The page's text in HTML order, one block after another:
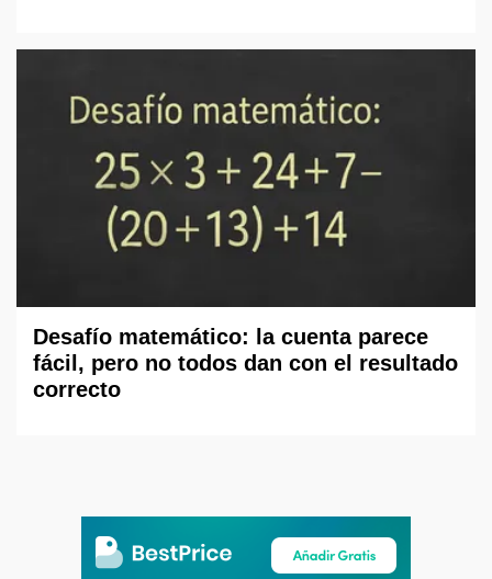
Desafío matemático: la cuenta parece
fácil, pero no todos dan con el resultado
correcto